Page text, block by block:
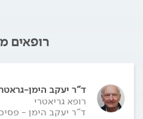
רופאים
ד"ר יעקב הימן-
רופא גריאטרי
ד"ר יעקב הימן -